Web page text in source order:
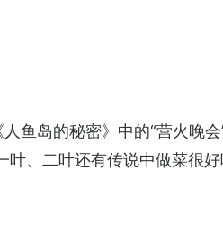
鱼岛的秘密》中的“营火晚
叶、二叶还有传说中做菜很